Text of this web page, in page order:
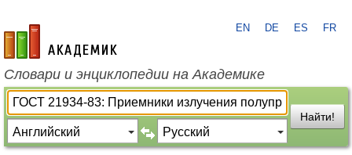
academic.ru
EN DE ES FR
Словари и энциклопедии на Академике
Найти!